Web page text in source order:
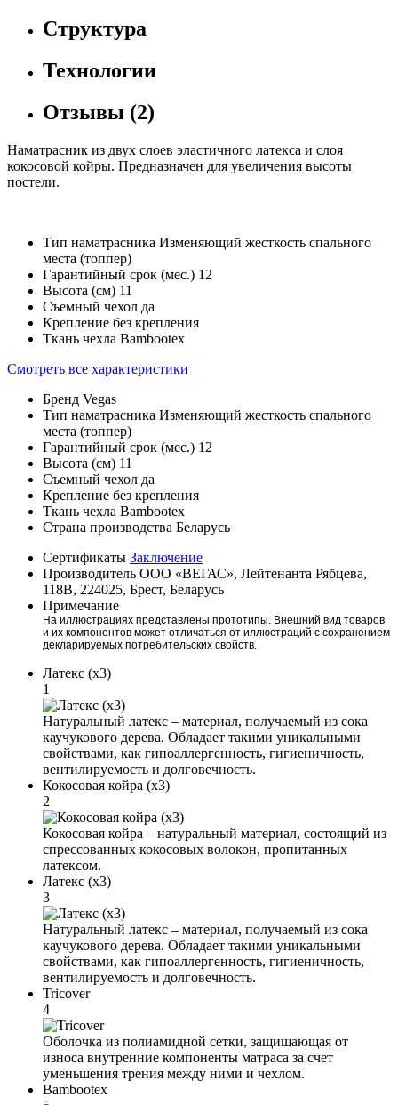
Структура
Технологии
Отзывы (2)
Наматрасник из двух слоев эластичного латекса и слоя
кокосовой койры. Предназначен для увеличения высоты
постели.
Тип наматрасника Изменяющий жесткость спального
места (топпер)
Гарантийный срок (мес.) 12
Высота (см) 11
Съемный чехол да
Крепление без крепления
Ткань чехла Bambootex
Смотреть все характеристики
Бренд Vegas
Тип наматрасника Изменяющий жесткость спального
места (топпер)
Гарантийный срок (мес.) 12
Высота (см) 11
Съемный чехол да
Крепление без крепления
Ткань чехла Bambootex
Страна производства Беларусь
Сертификаты Заключение
Производитель ООО «ВЕГАС», Лейтенанта Рябцева,
118В, 224025, Брест, Беларусь
Примечание
На иллюстрациях представлены прототипы. Внешний вид товаров
и их компонентов может отличаться от иллюстраций с сохранением
декларируемых потребительских свойств.
Латекс (x3)
1
Натуральный латекс – материал, получаемый из сока
каучукового дерева. Обладает такими уникальными
свойствами, как гипоаллергенность, гигиеничность,
вентилируемость и долговечность.
Кокосовая койра (x3)
2
Кокосовая койра – натуральный материал, состоящий из
спрессованных кокосовых волокон, пропитанных
латексом.
Латекс (x3)
3
Натуральный латекс – материал, получаемый из сока
каучукового дерева. Обладает такими уникальными
свойствами, как гипоаллергенность, гигиеничность,
вентилируемость и долговечность.
Tricover
4
Оболочка из полиамидной сетки, защищающая от
износа внутренние компоненты матраса за счет
уменьшения трения между ними и чехлом.
Bambootex